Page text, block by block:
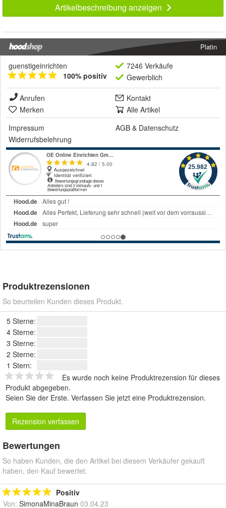
Artikelbeschreibung anzeigen
Platin
guenstigeinrichten
100% positiv
7246 Verkäufe
Gewerblich
Anrufen
Kontakt
Merken
Alle Artikel
Impressum
AGB & Datenschutz
Widerrufsbelehrung
Produktrezensionen
So beurteilen Kunden dieses Produkt.
5 Sterne:
4 Sterne:
3 Sterne:
2 Sterne:
1 Stern:
Es wurde noch keine Produktrezension für dieses
Produkt abgegeben.
Seien Sie der Erste. Verfassen Sie jetzt eine Produktrezension.
Rezension verfassen
Bewertungen
So haben Kunden, die den Artikel bei diesem Verkäufer gekauft
haben, den Kauf bewertet.
Positiv
Von: SimonaMinaBraun 03.04.23